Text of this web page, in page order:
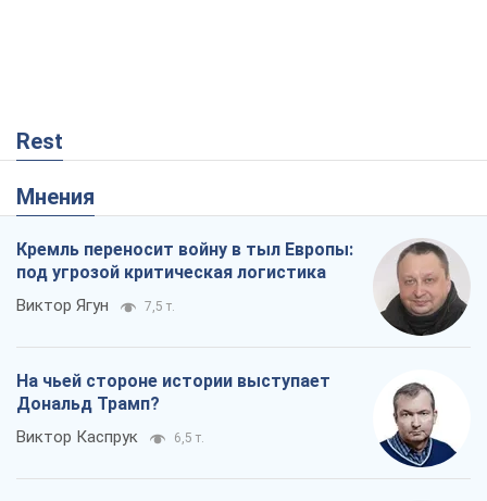
Rest
Мнения
Кремль переносит войну в тыл Европы:
под угрозой критическая логистика
Виктор Ягун 7,5 т.
На чьей стороне истории выступает
Дональд Трамп?
Виктор Каспрук 6,5 т.